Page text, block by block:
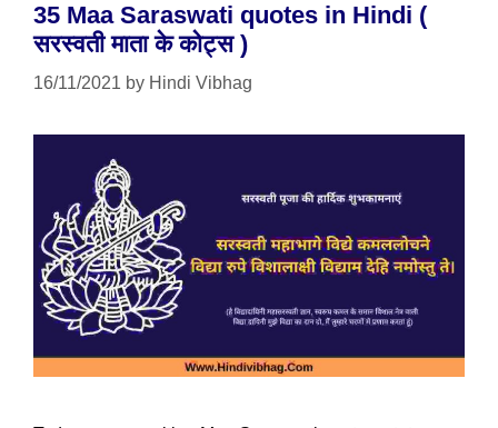
35 Maa Saraswati quotes in Hindi (
सरस्वती माता के कोट्स )
16/11/2021 by Hindi Vibhag